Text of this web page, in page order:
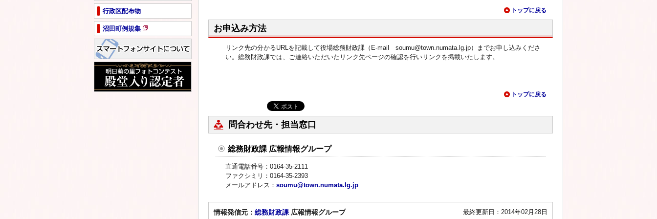
トップに戻る
お申込み方法
リンク先の分かるURLを記載して役場総務財政課（E-mail soumu@town.numata.lg.jp）までお申し込みくださ
い。総務財政課では、ご連絡いただいたリンク先ページの確認を行いリンクを掲載いたします。
トップに戻る
問合わせ先・担当窓口
総務財政課 広報情報グループ
直通電話番号：0164-35-2111
ファクシミリ：0164-35-2393
メールアドレス： soumu@town.numata.lg.jp
最終更新日：2014年02月28日
情報発信元： 総務財政課 広報情報グループ
ペ
ジ
開
き
ま
す
行政区配布物
沼田町例規集
新
規
ー
ジ
で
開